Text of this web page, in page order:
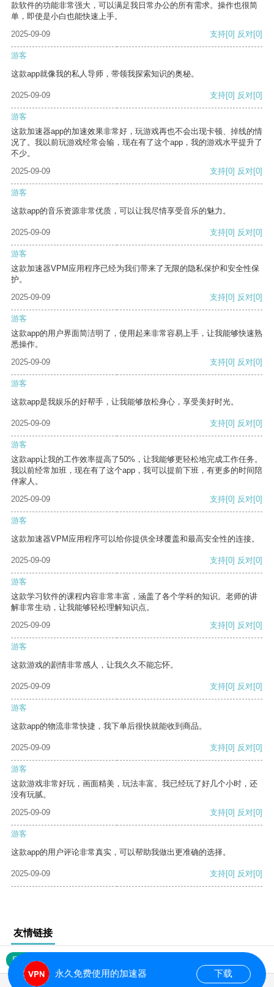
款软件的功能非常强大，可以满足我日常办公的所有需求。操作也很简
单，即使是小白也能快速上手。
2025-09-09
支持[0] 反对[0]
游客
这款app就像我的私人导师，带领我探索知识的奥秘。
2025-09-09 支持[0] 反对[0]
游客
这款加速器app的加速效果非常好，玩游戏再也不会出现卡顿、掉线的情
况了。我以前玩游戏经常会输，现在有了这个app，我的游戏水平提升了
不少。
2025-09-09
支持[0] 反对[0]
游客
这款app的音乐资源非常优质，可以让我尽情享受音乐的魅力。
2025-09-09 支持[0] 反对[0]
游客
这款加速器VPM应用程序已经为我们带来了无限的隐私保护和安全性保
护。
2025-09-09
支持[0] 反对[0]
游客
这款app的用户界面简洁明了，使用起来非常容易上手，让我能够快速熟
悉操作。
2025-09-09
支持[0] 反对[0]
游客
这款app是我娱乐的好帮手，让我能够放松身心，享受美好时光。
2025-09-09 支持[0] 反对[0]
游客
这款app让我的工作效率提高了50%，让我能够更轻松地完成工作任务。
我以前经常加班，现在有了这个app，我可以提前下班，有更多的时间陪
伴家人。
2025-09-09
支持[0] 反对[0]
游客
这款加速器VPM应用程序可以给你提供全球覆盖和最高安全性的连接。
2025-09-09 支持[0] 反对[0]
游客
这款学习软件的课程内容非常丰富，涵盖了各个学科的知识。老师的讲
解非常生动，让我能够轻松理解知识点。
2025-09-09
支持[0] 反对[0]
游客
这款游戏的剧情非常感人，让我久久不能忘怀。
2025-09-09 支持[0] 反对[0]
游客
这款app的物流非常快捷，我下单后很快就能收到商品。
2025-09-09 支持[0] 反对[0]
游客
这款游戏非常好玩，画面精美，玩法丰富。我已经玩了好几个小时，还
没有玩腻。
2025-09-09
支持[0] 反对[0]
游客
这款app的用户评论非常真实，可以帮助我做出更准确的选择。
2025-09-09 支持[0] 反对[0]
友情链接
网站地图
永久免费使用的加速器 下载